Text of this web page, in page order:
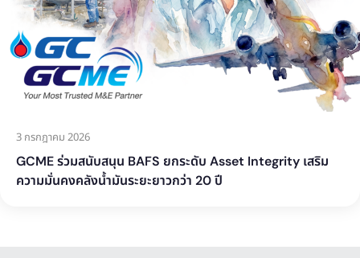
3 กรกฎาคม 2026
GCME ร่วมสนับสนุน BAFS ยกระดับ Asset Integrity เสริม
ความมั่นคงคลังน้ำมันระยะยาวกว่า 20 ปี